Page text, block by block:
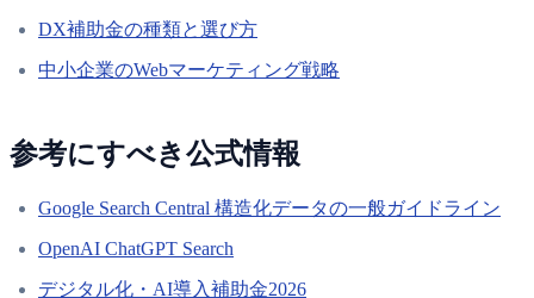
DX補助金の種類と選び方
中小企業のWebマーケティング戦略
参考にすべき公式情報
Google Search Central 構造化データの一般ガイドライン
OpenAI ChatGPT Search
デジタル化・AI導入補助金2026